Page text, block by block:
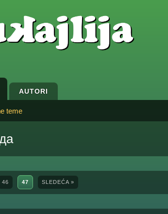
AUTORI
teme
46 47 SLEDEĆA »